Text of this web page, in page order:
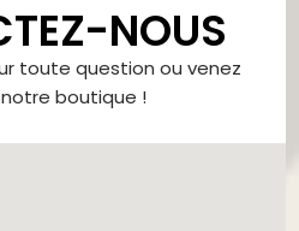
NOUS
toute question ou venez
boutique !